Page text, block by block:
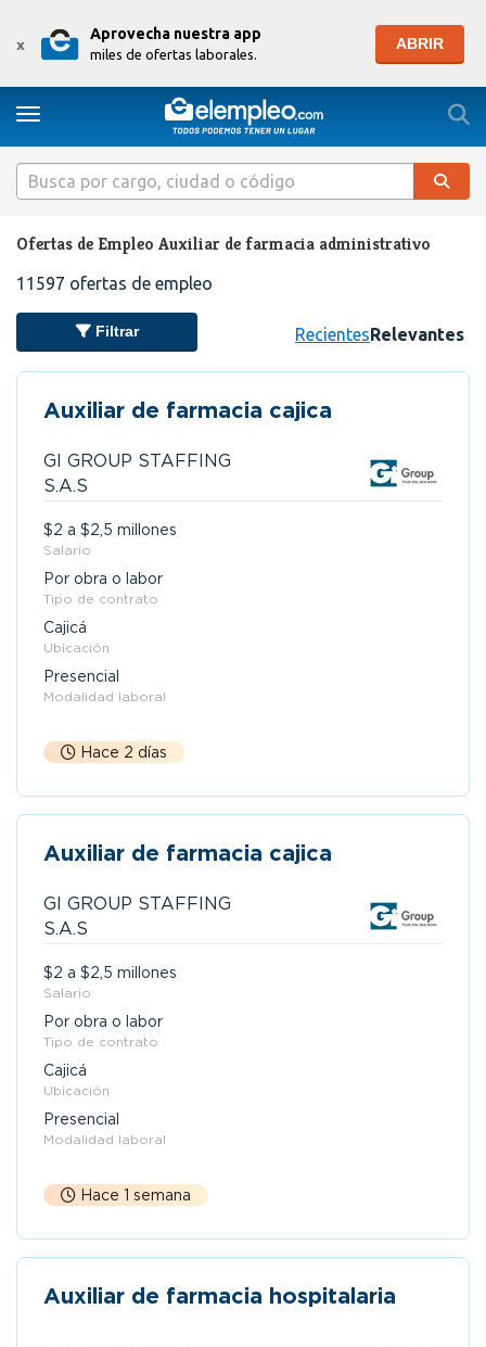
x
Aprovecha nuestra app
miles de ofertas laborales.
ABRIR
Toggle navigation
Ofertas de Empleo Auxiliar de farmacia administrativo
11597 ofertas de empleo
Filtrar RecientesRelevantes
Auxiliar de farmacia cajica
GI GROUP STAFFING
S.A.S
$2 a $2,5 millones
Salario
Por obra o labor
Tipo de contrato
Cajicá
Ubicación
Presencial
Modalidad laboral
Hace 2 días
Auxiliar de farmacia cajica
GI GROUP STAFFING
S.A.S
$2 a $2,5 millones
Salario
Por obra o labor
Tipo de contrato
Cajicá
Ubicación
Presencial
Modalidad laboral
Hace 1 semana
Auxiliar de farmacia hospitalaria